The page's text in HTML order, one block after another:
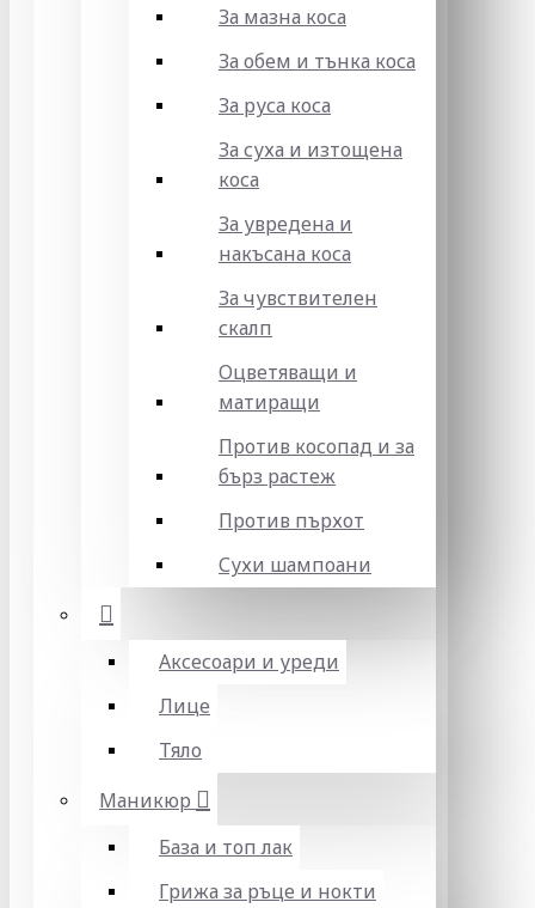
За мазна коса
За обем и тънка коса
За руса коса
За суха и изтощена
коса
За увредена и
накъсана коса
За чувствителен
скалп
Оцветяващи и
матиращи
Против косопад и за
бърз растеж
Против пърхот
Сухи шампоани
Аксесоари и уреди
Лице
Тяло
Маникюр
База и топ лак
Грижа за ръце и нокти